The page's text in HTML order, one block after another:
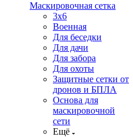
Маскировочная сетка
3х6
Военная
Для беседки
Для дачи
Для забора
Для охоты
Защитные сетки от
дронов и БПЛА
Основа для
маскировочной
сети
Ещё